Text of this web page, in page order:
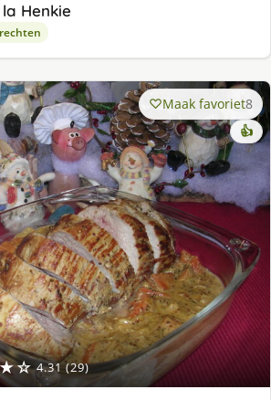
Henkie
4.31 (29)
Maak favoriet8
👍